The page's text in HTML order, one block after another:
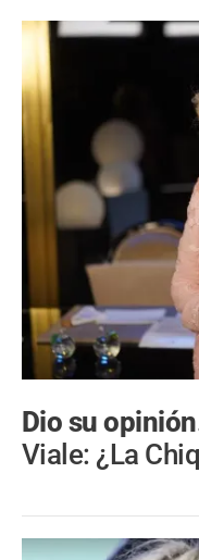
Dio su
Viale: ¿La